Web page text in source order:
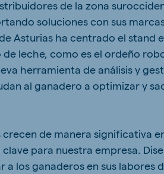
de la zona
soluciones con sus
Asturias ha centrado el stand
leche, como es el ordeño
herramienta de análisis y
al ganadero a optimizar y
de manera significativa
para nuestra empresa.
a los ganaderos en sus labores